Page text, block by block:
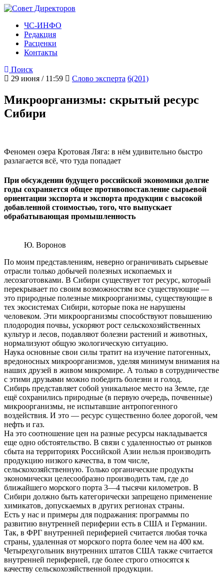
ЧС-ИНФО
Редакция
Расценки
Контакты
Поиск
29 июня / 11:59
Слово эксперта 6(201)
Микроорганизмы: скрытый ресурс
Сибири
Феномен озера Кротовая Ляга: в нём удивительно быстро
разлагается всё, что туда попадает
При обсуждении будущего российской экономики долгие
годы сохраняется общее противопоставление сырьевой
ориентации экспорта и экспорта продукции с высокой
добавленной стоимостью, того, что выпускает
обрабатывающая промышленность
Ю. Воронов
По моим представлениям, неверно ограничивать сырьевые
отрасли только добычей полезных ископаемых и
лесозаготовками. В Сибири существует тот ресурс, который
перекрывает по своим возможностям все существующие —
это природные полезные микроорганизмы, существующие в
тех экосистемах Сибири, которые пока не нарушены
человеком. Эти микроорганизмы способствуют повышению
плодородия почвы, ускоряют рост сельскохозяйственных
культур и лесов, подавляют болезни растений и животных,
нормализуют общую экологическую ситуацию.
Наука основные свои силы тратит на изучение патогенных,
вредоносных микроорганизмов, уделяя минимум внимания на
наших друзей в живом микромире. А только в сотрудничестве
с этими друзьями можно победить болезни и голод.
Сибирь представляет собой уникальное место на Земле, где
ещё сохранились природные (в первую очередь, почвенные)
микроорганизмы, не испытавшие антропогенного
воздействия. И это — ресурс существенно более дорогой, чем
нефть и газ.
На это соотношение цен на разные ресурсы накладывается
еще одно обстоятельство. В связи с удаленностью от рынков
сбыта на территориях Российской Азии нельзя производить
продукцию низкого качества, в том числе,
сельскохозяйственную. Только органические продукты
экономически целесообразно производить там, где до
ближайшего морского порта 3—4 тысячи километров. В
Сибири должно быть категорически запрещено применение
химикатов, допускаемых в других регионах страны.
Есть у нас и примеры для подражания: программы по
развитию внутренней периферии есть в США и Германии.
Так, в ФРГ внутренней периферией считается любая точка
страны, удаленная от морского порта более чем на 400 км.
Четырехугольник внутренних штатов США также считается
внутренней периферией, где более строго относятся к
качеству сельскохозяйственной продукции.